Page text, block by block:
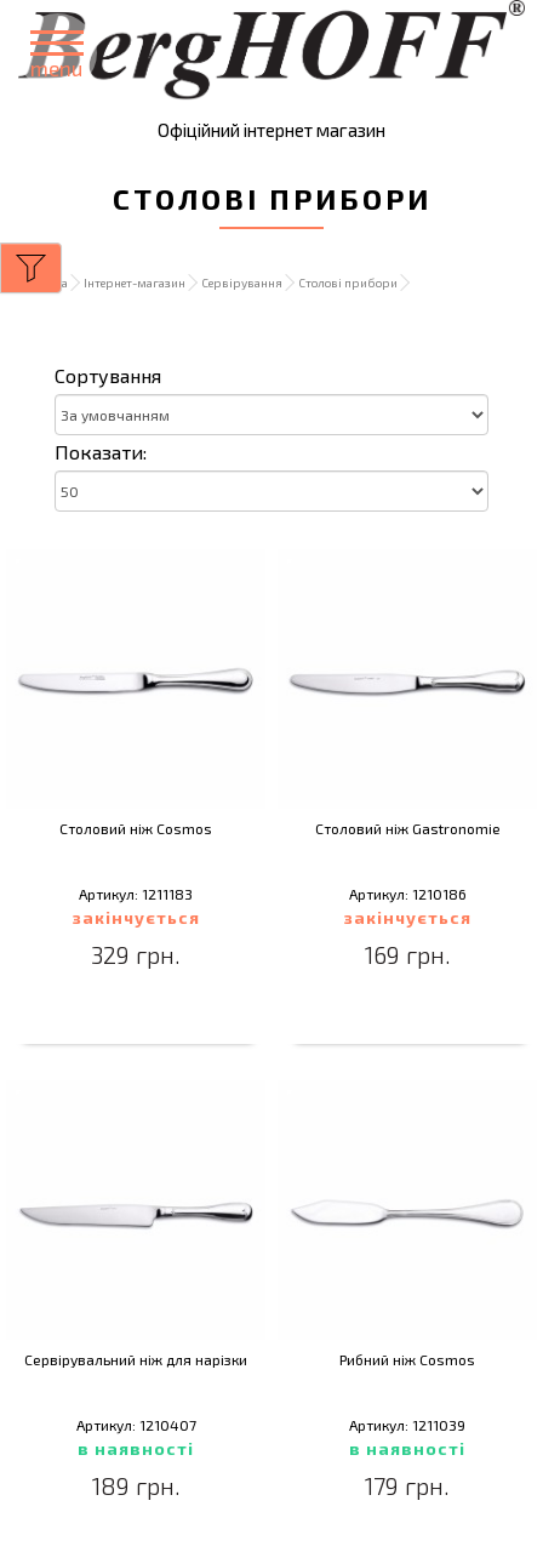
menu
Офіційний інтернет магазин
СТОЛОВІ ПРИБОРИ
Головна Інтернет-магазин Сервірування Столові прибори
Сортування
Показати:
Столовий ніж Cosmos
Артикул: 1211183
закінчується
329 грн.
Столовий ніж Gastronomie
Артикул: 1210186
закінчується
169 грн.
Сервірувальний ніж для нарізки
Артикул: 1210407
в наявності
189 грн.
Рибний ніж Cosmos
Артикул: 1211039
в наявності
179 грн.